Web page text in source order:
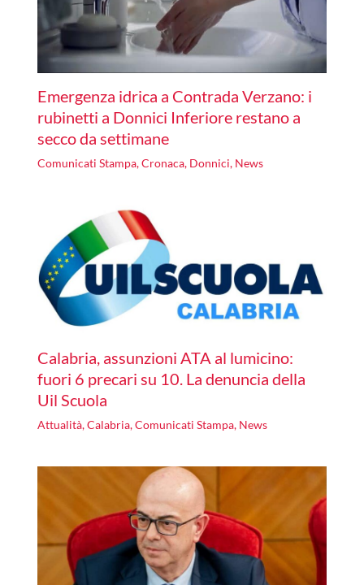
Emergenza idrica a Contrada Verzano: i
rubinetti a Donnici Inferiore restano a
secco da settimane
Comunicati Stampa,Cronaca, Donnici, News
Calabria, assunzioni ATA al lumicino:
fuori 6 precari su 10. La denuncia della
Uil Scuola
Attualità,Calabria,Comunicati Stampa, News